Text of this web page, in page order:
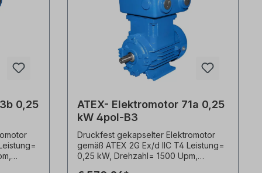
0,25
ATEX- Elektromotor 71a 0,25
kW 4pol-B3
Druckfest gekapselter Elektromotor
gemäß ATEX 2G Ex/d IIC T4 Leistung=
0,25 kW, Drehzahl= 1500 Upm,